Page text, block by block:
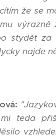
že se
výrazně
stydět
najde
"J
teda